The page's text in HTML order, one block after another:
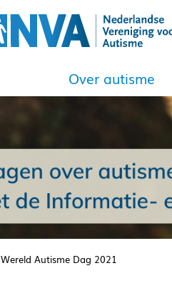
Over autisme
Wereld Autisme Dag 2021